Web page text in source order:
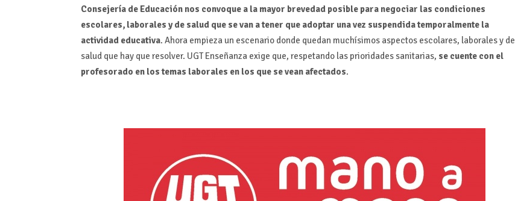
Consejería de Educación nos convoque a la mayor brevedad posible para negociar las condiciones
escolares, laborales y de salud que se van a tener que adoptar una vez suspendida temporalmente la
actividad educativa. Ahora empieza un escenario donde quedan muchísimos aspectos escolares, laborales y de
salud que hay que resolver. UGT Enseñanza exige que, respetando las prioridades sanitarias, se cuente con el
profesorado en los temas laborales en los que se vean afectados.